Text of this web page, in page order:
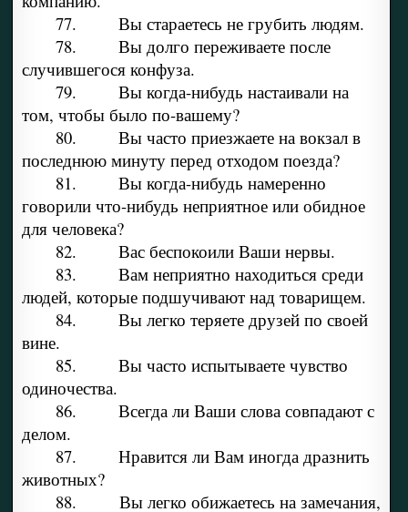
77. Вы стараетесь не грубить людям.
78. Вы долго переживаете после
случившегося конфуза.
79. Вы когда-нибудь настаивали на
том, чтобы было по-вашему?
80. Вы часто приезжаете на вокзал в
последнюю минуту перед отходом поезда?
81. Вы когда-нибудь намеренно
говорили что-нибудь неприятное или обидное
для человека?
82. Вас беспокоили Ваши нервы.
83. Вам неприятно находиться среди
людей, которые подшучивают над товарищем.
84. Вы легко теряете друзей по своей
вине.
85. Вы часто испытываете чувство
одиночества.
86. Всегда ли Ваши слова совпадают с
делом.
87. Нравится ли Вам иногда дразнить
животных?
88. Вы легко обижаетесь на замечания,